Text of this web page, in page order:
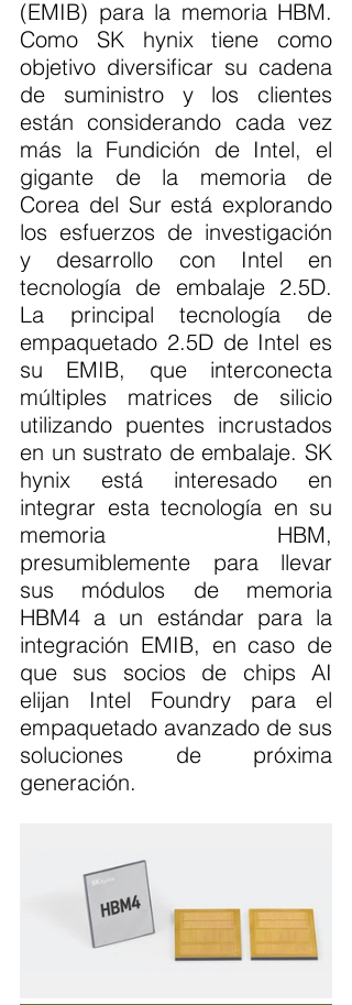
(EMIB) para la memoria HBM.
Como SK hynix tiene como
objetivo diversificar su cadena
de suministro y los clientes
están considerando cada vez
más la Fundición de Intel, el
gigante de la memoria de
Corea del Sur está explorando
los esfuerzos de investigación
y desarrollo con Intel en
tecnología de embalaje 2.5D.
La principal tecnología de
empaquetado 2.5D de Intel es
su EMIB, que interconecta
múltiples matrices de silicio
utilizando puentes incrustados
en un sustrato de embalaje. SK
hynix está interesado en
integrar esta tecnología en su
memoria HBM,
presumiblemente para llevar
sus módulos de memoria
HBM4 a un estándar para la
integración EMIB, en caso de
que sus socios de chips AI
elijan Intel Foundry para el
empaquetado avanzado de sus
soluciones de próxima
generación.